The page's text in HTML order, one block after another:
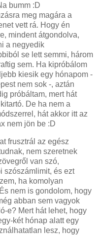
bumm :D
meg magára a
vett rá. Hogy én
mindent átgondolva,
a negyedik
se lett semmi, három
sem. Ha kipróbálom
kiesik egy hónapom -
nem sok -, aztán
próbáltam, mert hát
De ha nem a
hát akkor itt az
nem jön be :D
frusztrál az egész
nem szeretnek
van szó,
szószámlimit, és ezt
ha komolyan
nem is gondolom, hogy
abban sem vagyok
e? Mert hát lehet, hogy
két hónap alatt egy
lesz, hogy